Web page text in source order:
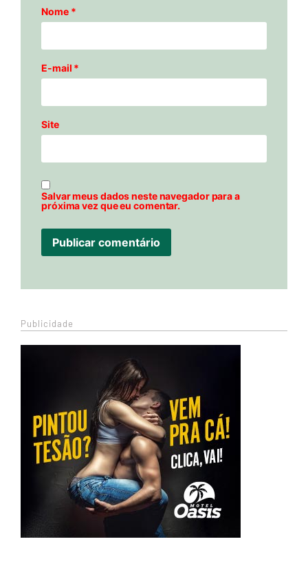
Nome *
E-mail *
Site
Salvar meus dados neste navegador para a
próxima vez que eu comentar.
Publicidade